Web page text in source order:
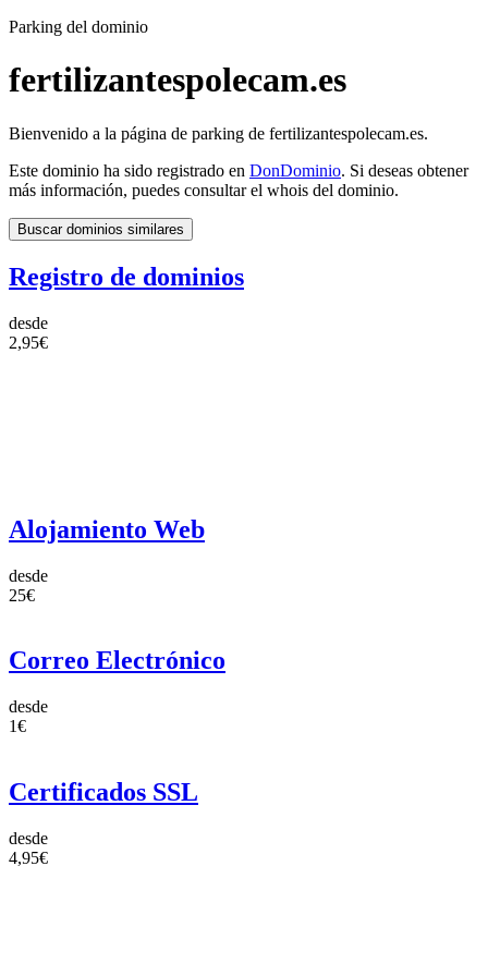
Parking del dominio
fertilizantespolecam.es
Bienvenido a la página de parking de fertilizantespolecam.es.
Este dominio ha sido registrado en DonDominio. Si deseas obtener
más información, puedes consultar el whois del dominio.
Buscar dominios similares
Registro de dominios
desde
2,95€
Alojamiento Web
desde
25€
Correo Electrónico
desde
1€
Certificados SSL
desde
4,95€